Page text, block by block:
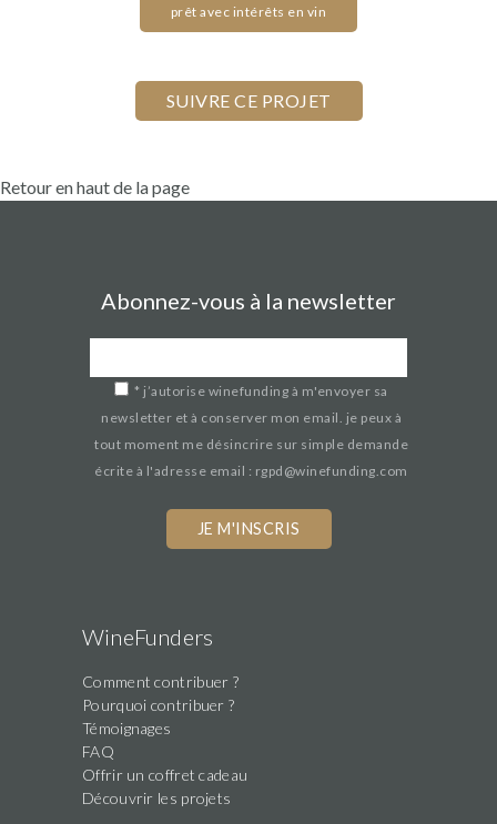
prêt avec intérêts en vin
Retour en haut de la page
Abonnez-vous à la newsletter
* j’autorise winefunding à m'envoyer sa
newsletter et à conserver mon email. je peux à
tout moment me désincrire sur simple demande
écrite à l'adresse email : rgpd@winefunding.com
WineFunders
Comment contribuer ?
Pourquoi contribuer ?
Témoignages
FAQ
Offrir un coffret cadeau
Découvrir les projets